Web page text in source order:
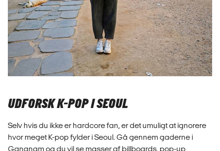
UDFORSK K-POP I SEOUL
Selv hvis du ikke er hardcore fan, er det umuligt at ignorere
hvor meget K-pop fylder i Seoul. Gå gennem gaderne i
Gangnam og du vil se masser af billboards, pop-up